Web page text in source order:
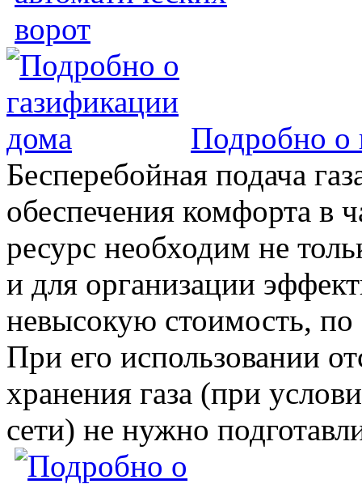
Подробно о
Бесперебойная подача
обеспечения комфорта в
ресурс необходим не
и для организации
невысокую стоимость, по
При его использовании
хранения газа (при
сети) не нужно